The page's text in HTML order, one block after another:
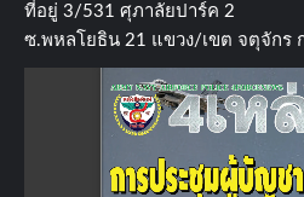
ที่อยู่​ 3/531​ ศุภาลัยปาร์ค​ 2
ซ.พหลโยธิน​ 21​ แขวง/เขต​ จตุจักร​